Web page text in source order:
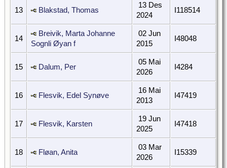
13 Blakstad, Thomas
13 Des
2024
I118514
14
Breivik, Marta Johanne
Sognli Øyan f
02 Jun
2015
I48048
15 Dalum, Per
05 Mai
2026
I4284
16 Flesvik, Edel Synøve
16 Mai
2013
I47419
17 Flesvik, Karsten
19 Jun
2025
I47418
18 Fløan, Anita
03 Mar
2026
I15339